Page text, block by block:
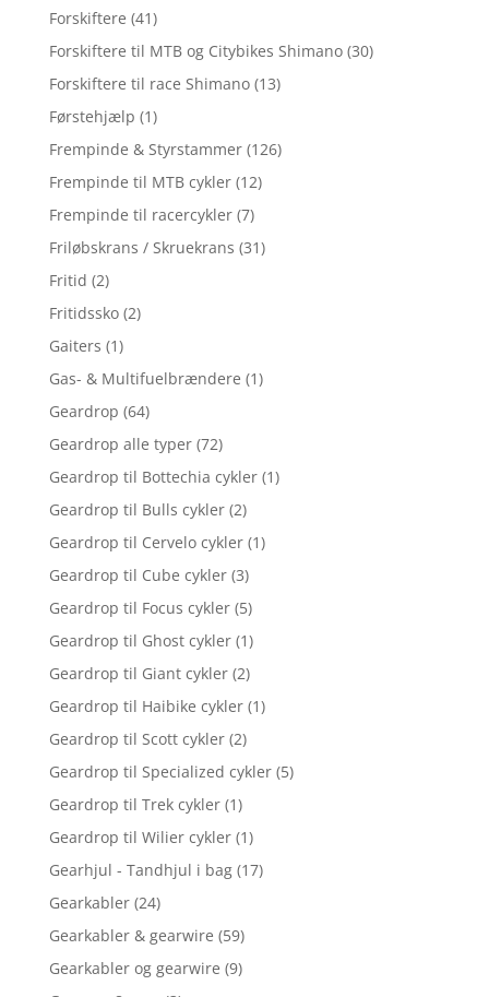
Forskiftere (41)
Forskiftere til MTB og Citybikes Shimano (30)
Forskiftere til race Shimano (13)
Førstehjælp (1)
Frempinde & Styrstammer (126)
Frempinde til MTB cykler (12)
Frempinde til racercykler (7)
Friløbskrans / Skruekrans (31)
Fritid (2)
Fritidssko (2)
Gaiters (1)
Gas- & Multifuelbrændere (1)
Geardrop (64)
Geardrop alle typer (72)
Geardrop til Bottechia cykler (1)
Geardrop til Bulls cykler (2)
Geardrop til Cervelo cykler (1)
Geardrop til Cube cykler (3)
Geardrop til Focus cykler (5)
Geardrop til Ghost cykler (1)
Geardrop til Giant cykler (2)
Geardrop til Haibike cykler (1)
Geardrop til Scott cykler (2)
Geardrop til Specialized cykler (5)
Geardrop til Trek cykler (1)
Geardrop til Wilier cykler (1)
Gearhjul - Tandhjul i bag (17)
Gearkabler (24)
Gearkabler & gearwire (59)
Gearkabler og gearwire (9)